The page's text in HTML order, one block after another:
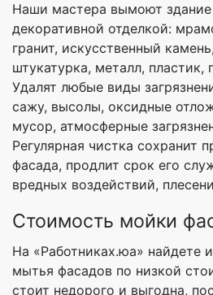
Наши мастера вымоют
декоративной отделкой:
гранит, искусственный
штукатурка, металл, пластик,
Удалят любые виды
сажу, высолы, оксидные
мусор, атмосферные
Регулярная чистка сохранит
фасада, продлит срок его
вредных воздействий,
Стоимость мойки
На «Работниках.юа» найдете
мытья фасадов по низкой
стоит недорого и выгодна,